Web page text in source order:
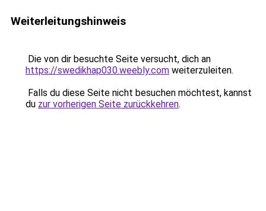
Weiterleitungshinweis
Die von dir besuchte Seite versucht, dich an
https://swedikhap030.weebly.com weiterzuleiten.
Falls du diese Seite nicht besuchen möchtest, kannst
du zur vorherigen Seite zurückkehren.